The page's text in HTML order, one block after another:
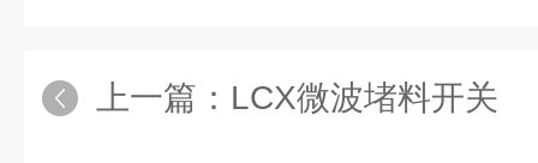
上一篇： LCX微波堵料开关